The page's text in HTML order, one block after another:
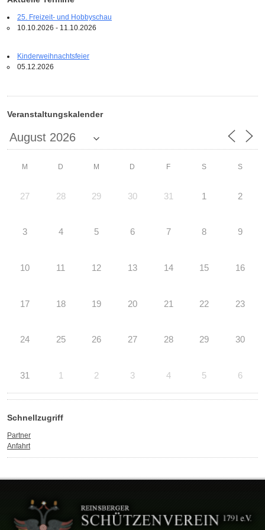
25. Freizeit- und Hobbyschau
10.10.2026 - 11.10.2026
Kinderweihnachtsfeier
05.12.2026
Veranstaltungskalender
M D M D F S S
27 28 29 30 31 1 2
3 4 5 6 7 8 9
10 11 12 13 14 15 16
17 18 19 20 21 22 23
24 25 26 27 28 29 30
31 1 2 3 4 5 6
Schnellzugriff
Partner
Anfahrt